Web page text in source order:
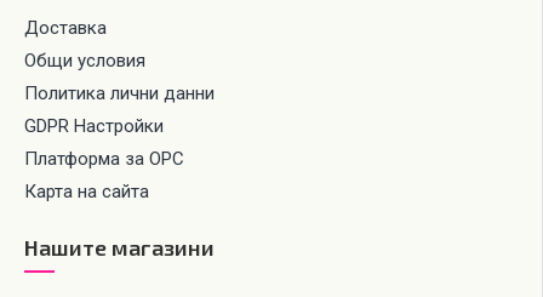
Доставка
Общи условия
Политика лични данни
GDPR Настройки
Платформа за ОРС
Карта на сайта
Нашите магазини